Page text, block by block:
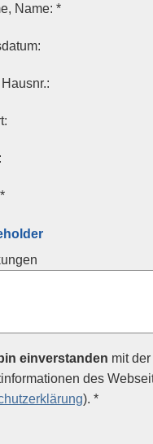
Name: *
einverstanden mit
des
). *